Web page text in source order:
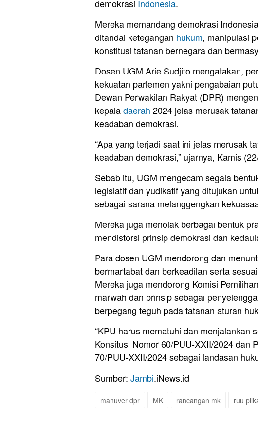
demokrasi Indonesia.
Mereka memandang demokrasi
ditandai ketegangan hukum, manipulasi
konstitusi tatanan bernegara dan
Dosen UGM Arie Sudjito mengatakan,
kekuatan parlemen yakni pengabaian
Dewan Perwakilan Rakyat (DPR)
kepaladaerah 2024 jelas merusak
keadaban demokrasi.
“Apa yang terjadi saat ini jelas merusak
keadaban demokrasi,” ujarnya, Kamis
Sebab itu, UGM mengecam segala
legislatif dan yudikatif yang ditujukan
sebagai sarana melanggengkan
Mereka juga menolak berbagai bentuk
mendistorsi prinsip demokrasi dan
Para dosen UGM mendorong dan
bermartabat dan berkeadilan serta
Mereka juga mendorong Komisi
marwah dan prinsip sebagai
berpegang teguh pada tatanan aturan
“KPU harus mematuhi dan menjalankan
Konsitusi Nomor 60/PUU-XXII/2024 dan
70/PUU-XXII/2024 sebagai landasan
Sumber: Jambi.iNews.id
manuver dpr MK rancangan mk ruu